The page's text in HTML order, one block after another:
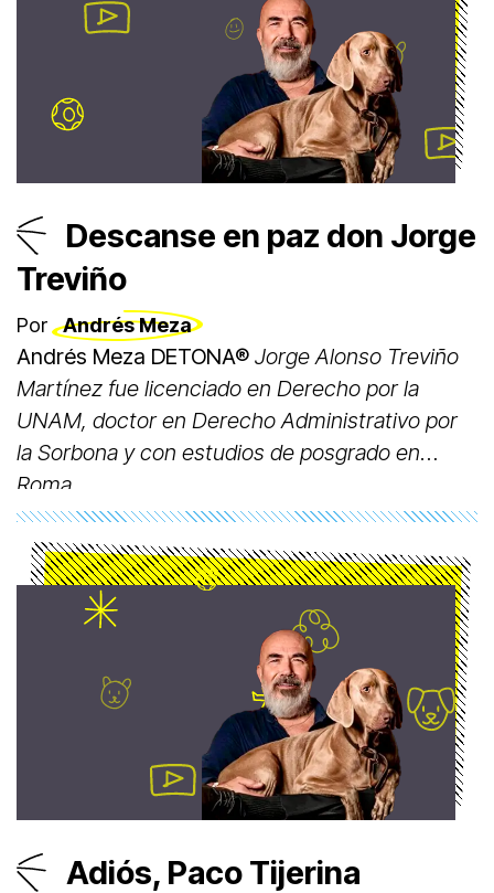
Descanse en paz don Jorge
Treviño
Por Andrés Meza
Andrés Meza DETONA® Jorge Alonso Treviño
Martínez fue licenciado en Derecho por la
UNAM, doctor en Derecho Administrativo por
la Sorbona y con estudios de posgrado en
Roma.
Adiós, Paco Tijerina